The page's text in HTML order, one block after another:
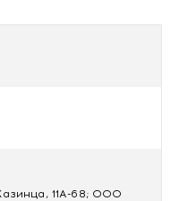
интенсивных
и жирной
барьера
формула11А-68; ООО